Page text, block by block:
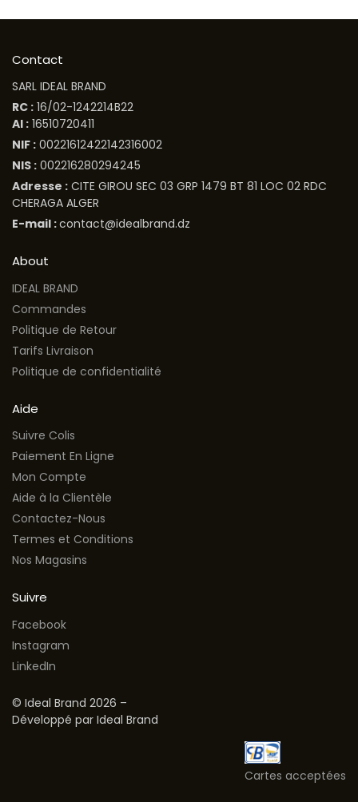
Contact
SARL IDEAL BRAND
RC : 16/02-1242214B22
AI : 16510720411
NIF : 00221612422142316002
NIS : 002216280294245
Adresse : CITE GIROU SEC 03 GRP 1479 BT 81 LOC 02 RDC
CHERAGA ALGER
E-mail :contact@idealbrand.dz
About
IDEAL BRAND
Commandes
Politique de Retour
Tarifs Livraison
Politique de confidentialité
Aide
Suivre Colis
Paiement En Ligne
Mon Compte
Aide à la Clientèle
Contactez-Nous
Termes et Conditions
Nos Magasins
Suivre
Facebook
Instagram
LinkedIn
© Ideal Brand 2026 –
Développé par Ideal Brand
Cartes acceptées